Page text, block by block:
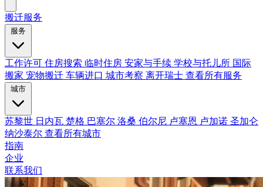
搬迁服务
服务
工作许可 住房搜索 临时住房 安家与手续 学校与托儿所 国际
搬家 宠物搬迁 车辆进口 城市考察 离开瑞士 查看所有服务
城市
苏黎世 日内瓦 楚格 巴塞尔 洛桑 伯尔尼 卢塞恩 卢加诺 圣加仑
纳沙泰尔 查看所有城市
指南
企业
联系我们